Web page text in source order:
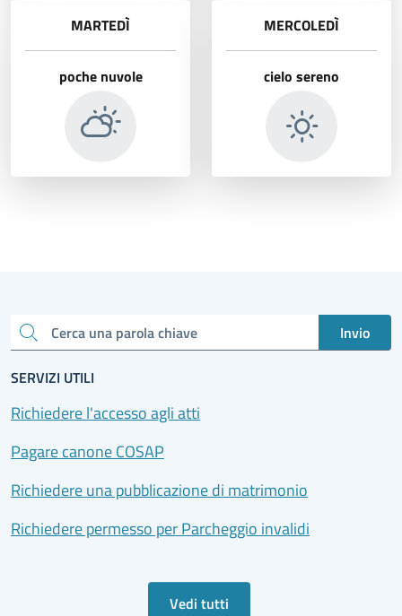
MARTEDÌ
poche nuvole
MERCOLEDÌ
cielo sereno
Cerca una parola chiave Invio
SERVIZI UTILI
Richiedere l'accesso agli atti
Pagare canone COSAP
Richiedere una pubblicazione di matrimonio
Richiedere permesso per Parcheggio invalidi
Vedi tutti